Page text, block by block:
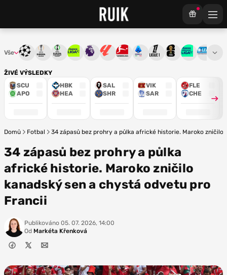
ŽIVÉ VÝSLEDKY
SCU
APO
HBK
HEA
SAL
SHR
VIK
SAR
FLE
CHE
Vše Liga mistrůEvropská liga
Konferenční liga
Chance ligaPremier League
La LigaBundesliga
Serie ALigue 1Mistrovství světa
Chance3. ČFL
Domů Fotbal 34 zápasů bez prohry a půlka africké historie. Maroko
34 zápasů bez prohry a půlka
africké historie. Maroko zničilo
kanadský sen a chystá odvetu pro
Francii
Publikováno 05. 07. 2026, 14:00
Od Markéta Křenková